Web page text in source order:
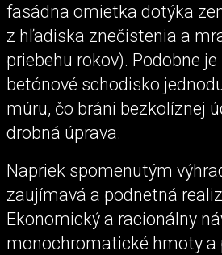
fasádna omietka dotýka
z hľadiska znečistenia a
priebehu rokov). Podobne
betónové schodisko
múru, čo bráni bezkolíznej
drobná úprava.
Napriek spomenutým
zaujímavá a podnetná
Ekonomický a racionálny
monochromatické hmoty a